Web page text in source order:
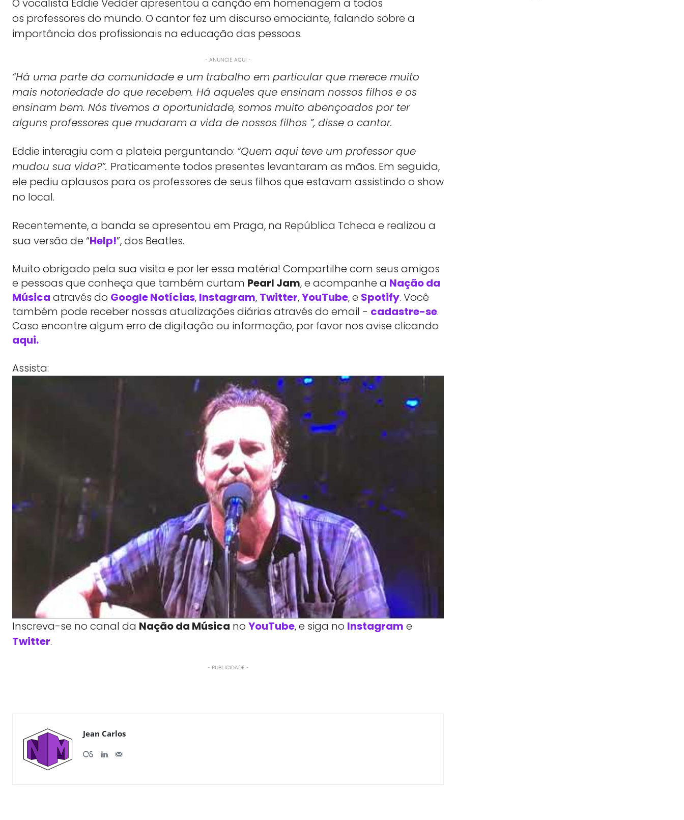
O vocalista Eddie Vedder apresentou a canção em homenagem a todos
os professores do mundo. O cantor fez um discurso emociante, falando sobre a
importância dos profissionais na educação das pessoas.
- ANUNCIE AQUI -
“Há uma parte da comunidade e um trabalho em particular que merece muito
mais notoriedade do que recebem. Há aqueles que ensinam nossos filhos e os
ensinam bem. Nós tivemos a oportunidade, somos muito abençoados por ter
alguns professores que mudaram a vida de nossos filhos ”, disse o cantor.
Eddie interagiu com a plateia perguntando: “Quem aqui teve um professor que
mudou sua vida?”. Praticamente todos presentes levantaram as mãos. Em seguida,
ele pediu aplausos para os professores de seus filhos que estavam assistindo o show
no local.
Recentemente, a banda se apresentou em Praga, na República Tcheca e realizou a
sua versão de “Help!”, dos Beatles.
Muito obrigado pela sua visita e por ler essa matéria! Compartilhe com seus amigos
e pessoas que conheça que também curtam Pearl Jam, e acompanhe a Nação da
Música através do Google Notícias, Instagram, Twitter,YouTube, e Spotify. Você
também pode receber nossas atualizações diárias através do email - cadastre-se.
Caso encontre algum erro de digitação ou informação, por favor nos avise clicando
aqui.
Assista:
Inscreva-se no canal da Nação da Música no YouTube, e siga no Instagram e
Twitter.
- PUBLICIDADE -
Jean Carlos